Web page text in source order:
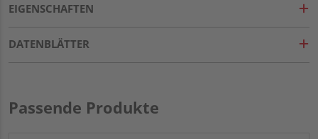
EIGENSCHAFTEN
DATENBLÄTTER
Passende Produkte